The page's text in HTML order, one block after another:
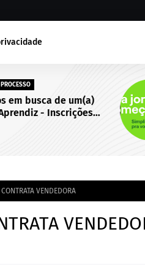
de um(a)
Inscrições
setembro de
VENDEDORA